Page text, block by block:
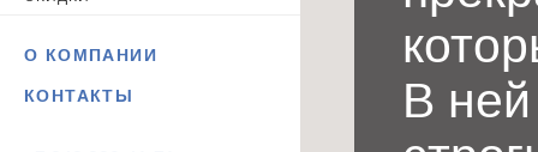
О КОМПАНИИ
КОНТАКТЫ
В